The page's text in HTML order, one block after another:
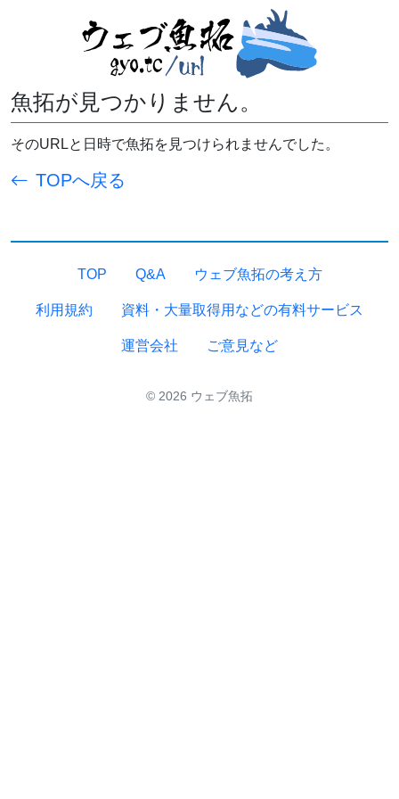
魚拓が見つかりません。
そのURLと日時で魚拓を見つけられませんでした。
TOPへ戻る
TOP Q&A ウェブ魚拓の考え方
利用規約 資料・大量取得用などの有料サービス
運営会社 ご意見など
© 2026 ウェブ魚拓